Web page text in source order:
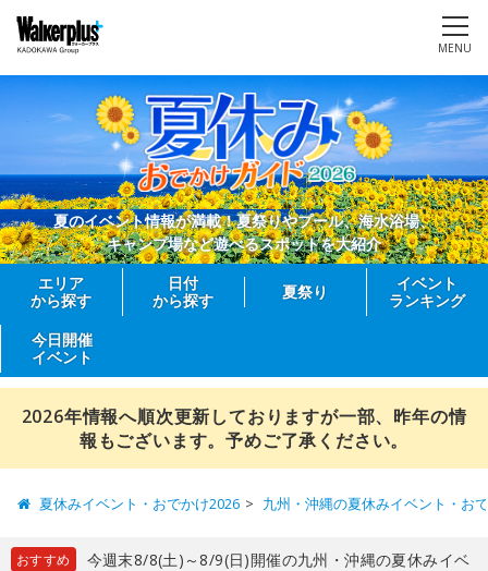
MENU
夏のイベント情報が満載！夏祭りやプール、海水浴場、
キャンプ場など遊べるスポットを大紹介
エリア
から探す
日付
から探す
夏祭り
イベント
ランキング
今日開催
イベント
2026年情報へ順次更新しておりますが一部、昨年の情
報もございます。予めご了承ください。
夏休みイベント・おでかけ2026 九州・沖縄の夏休みイベント・お
おすすめ
今週末8/8(土)～8/9(日)開催の九州・沖縄の夏休みイベ